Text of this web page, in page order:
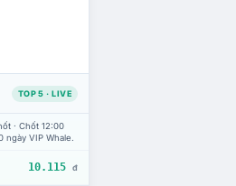
TOP 5 · LIVE
· Chốt 12:00
VIP Whale.
10.115 đ